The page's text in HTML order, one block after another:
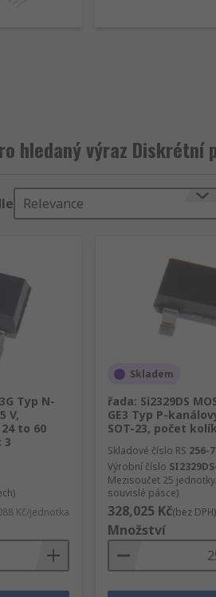
jsou řízeny napětím aplikovaným
tranzistory
účel
typy úkolů
hledaný výraz Diskrétní
Relevance
Typ N-
V,
to 60
3
Kč/jednotka
Skladem
řada: Si2329DS
GE3 Typ P-
SOT-23, počet
Skladové číslo RS 256-
Výrobní číslo
Mezisoučet 25
souvislé pásce)
328,025 Kč(bez DPH)
Množství